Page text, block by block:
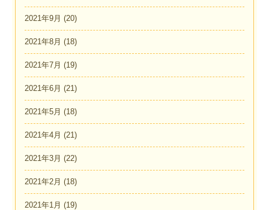
2021年9月 (20)
2021年8月 (18)
2021年7月 (19)
2021年6月 (21)
2021年5月 (18)
2021年4月 (21)
2021年3月 (22)
2021年2月 (18)
2021年1月 (19)